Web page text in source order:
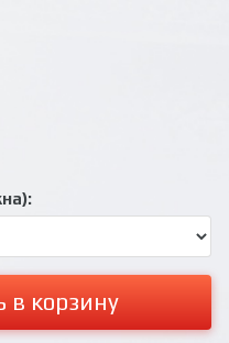
в корзину